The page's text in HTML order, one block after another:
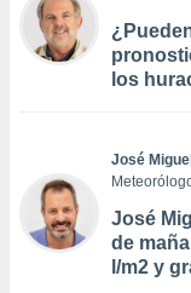
los
José
José
de
l/m2 y